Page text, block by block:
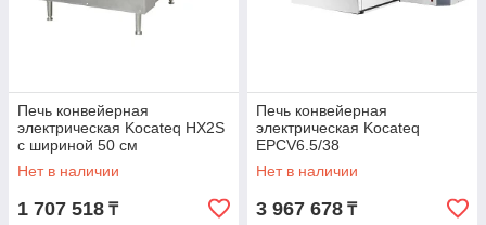
Печь конвейерная
электрическая Kocateq HX2S
с шириной 50 см
Нет в наличии
1 707 518 ₸
Печь конвейерная
электрическая Kocateq
EPCV6.5/38
Нет в наличии
3 967 678 ₸